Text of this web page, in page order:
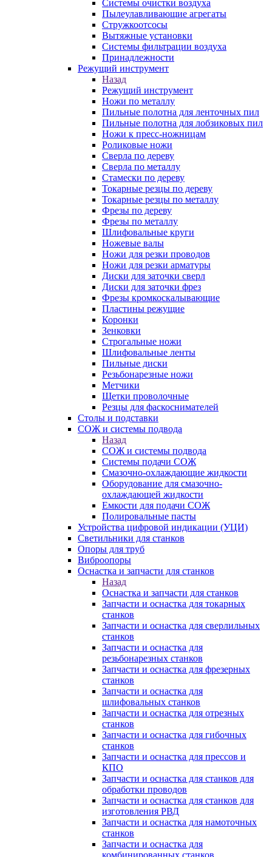
Системы очистки воздуха
Пылеулавливающие агрегаты
Стружкоотсосы
Вытяжные установки
Системы фильтрации воздуха
Принадлежности
Режущий инструмент
Назад
Режущий инструмент
Ножи по металлу
Пильные полотна для ленточных пил
Пильные полотна для лобзиковых пил
Ножи к пресс-ножницам
Роликовые ножи
Сверла по дереву
Сверла по металлу
Стамески по дереву
Токарные резцы по дереву
Токарные резцы по металлу
Фрезы по дереву
Фрезы по металлу
Шлифовальные круги
Ножевые валы
Ножи для резки проводов
Ножи для резки арматуры
Диски для заточки сверл
Диски для заточки фрез
Фрезы кромкоскалывающие
Пластины режущие
Коронки
Зенковки
Строгальные ножи
Шлифовальные ленты
Пильные диски
Резьбонарезные ножи
Метчики
Щетки проволочные
Резцы для фаскоснимателей
Столы и подставки
СОЖ и системы подвода
Назад
СОЖ и системы подвода
Системы подачи СОЖ
Смазочно-охлаждающие жидкости
Оборудование для смазочно-
охлаждающей жидкости
Емкости для подачи СОЖ
Полировальные пасты
Устройства цифровой индикации (УЦИ)
Светильники для станков
Опоры для труб
Виброопоры
Оснастка и запчасти для станков
Назад
Оснастка и запчасти для станков
Запчасти и оснастка для токарных
станков
Запчасти и оснастка для сверлильных
станков
Запчасти и оснастка для
резьбонарезных станков
Запчасти и оснастка для фрезерных
станков
Запчасти и оснастка для
шлифовальных станков
Запчасти и оснастка для отрезных
станков
Запчасти и оснастка для гибочных
станков
Запчасти и оснастка для прессов и
КПО
Запчасти и оснастка для станков для
обработки проводов
Запчасти и оснастка для станков для
изготовления РВД
Запчасти и оснастка для намоточных
станков
Запчасти и оснастка для
комбинированных станков